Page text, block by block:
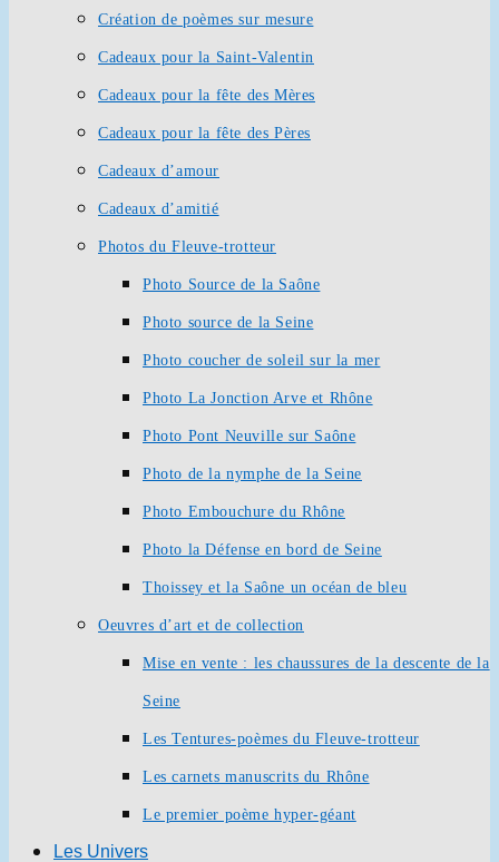
Création de poèmes sur mesure
Cadeaux pour la Saint-Valentin
Cadeaux pour la fête des Mères
Cadeaux pour la fête des Pères
Cadeaux d’amour
Cadeaux d’amitié
Photos du Fleuve-trotteur
Photo Source de la Saône
Photo source de la Seine
Photo coucher de soleil sur la mer
Photo La Jonction Arve et Rhône
Photo Pont Neuville sur Saône
Photo de la nymphe de la Seine
Photo Embouchure du Rhône
Photo la Défense en bord de Seine
Thoissey et la Saône un océan de bleu
Oeuvres d’art et de collection
Mise en vente : les chaussures de la descente de la
Seine
Les Tentures-poèmes du Fleuve-trotteur
Les carnets manuscrits du Rhône
Le premier poème hyper-géant
Les Univers